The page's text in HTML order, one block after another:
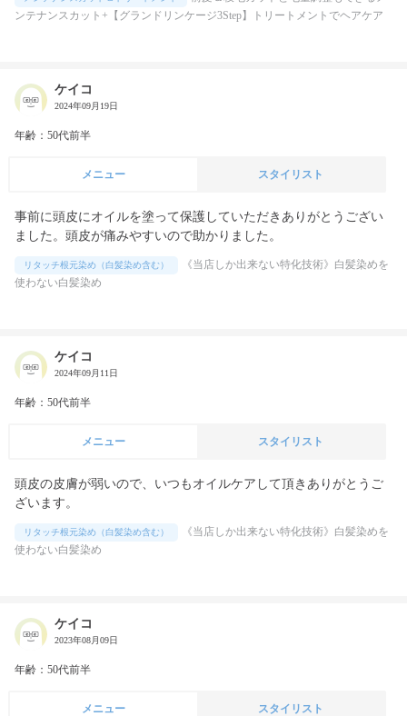
ンテナンスカット+【グランドリンケージ3Step】トリートメントでヘアケア
ケイコ
2024年09月19日
年齢：50代前半
メニュー スタイリスト
事前に頭皮にオイルを塗って保護していただきありがとうござい
ました。頭皮が痛みやすいので助かりました。
リタッチ根元染め（白髪染め含む）
《当店しか出来ない特化技術》白髪染めを
使わない白髪染め
ケイコ
2024年09月11日
年齢：50代前半
メニュー スタイリスト
頭皮の皮膚が弱いので、いつもオイルケアして頂きありがとうご
ざいます。
リタッチ根元染め（白髪染め含む）
《当店しか出来ない特化技術》白髪染めを
使わない白髪染め
ケイコ
2023年08月09日
年齢：50代前半
メニュー スタイリスト